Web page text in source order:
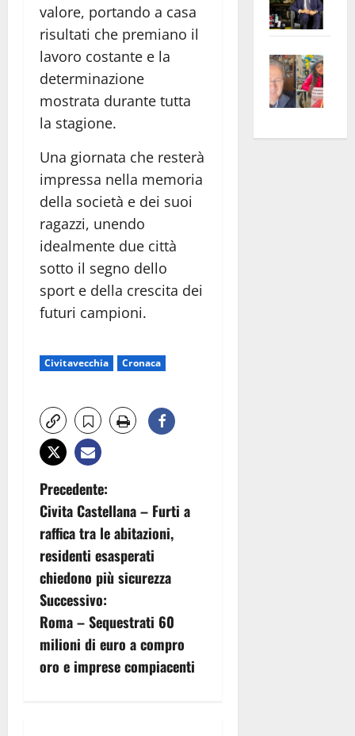
valore, portando a casa
risultati che premiano il
lavoro costante e la
determinazione
mostrata durante tutta
la stagione.
Una giornata che resterà
impressa nella memoria
della società e dei suoi
ragazzi, unendo
idealmente due città
sotto il segno dello
sport e della crescita dei
futuri campioni.
Civitavecchia Cronaca
N
a
v
i
g
a
Precedente:
Civita Castellana – Furti a
raffica tra le abitazioni,
residenti esasperati
chiedono più sicurezza
Successivo:
Roma – Sequestrati 60
milioni di euro a compro
oro e imprese compiacenti
euro
apre